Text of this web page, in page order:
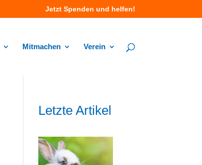
Jetzt Spenden und helfen!
Mitmachen Verein
Letzte Artikel